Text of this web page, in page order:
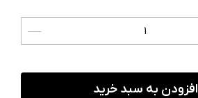
افزودن به سبد خرید